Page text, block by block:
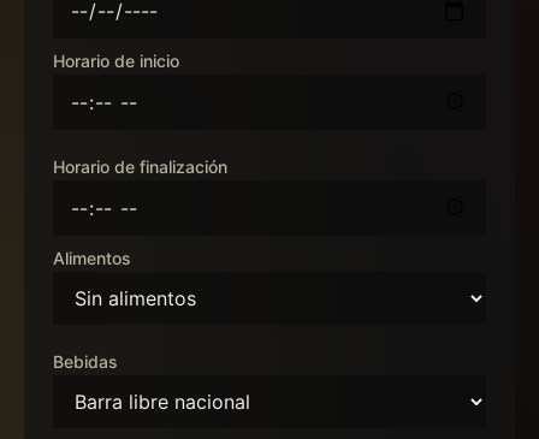
Horario de inicio
Horario de finalización
Alimentos
Bebidas